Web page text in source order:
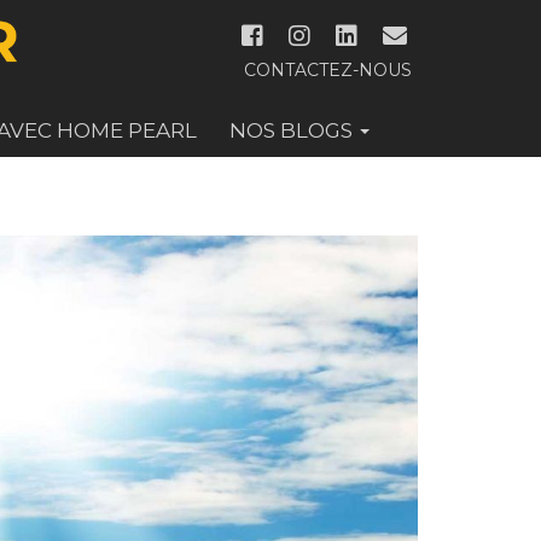
CONTACTEZ-NOUS
HOME PEARL NOS BLOGS